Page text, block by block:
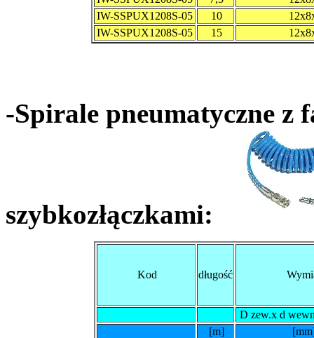
IW-SSPUX1208S-05
10
IW-SSPUX1208S-05
15
-Spirale pneumatyczne z
szybkozłączkami:
Kod długość
D zew.x d
[m]